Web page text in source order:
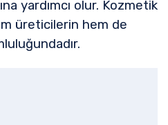
yardımcı olur. Kozmetik
üreticilerin hem de